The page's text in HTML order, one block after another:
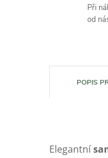
Při
od
POPIS
Elegantní